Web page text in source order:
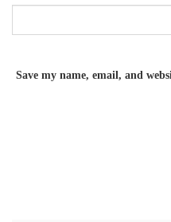
Save my name, email, and